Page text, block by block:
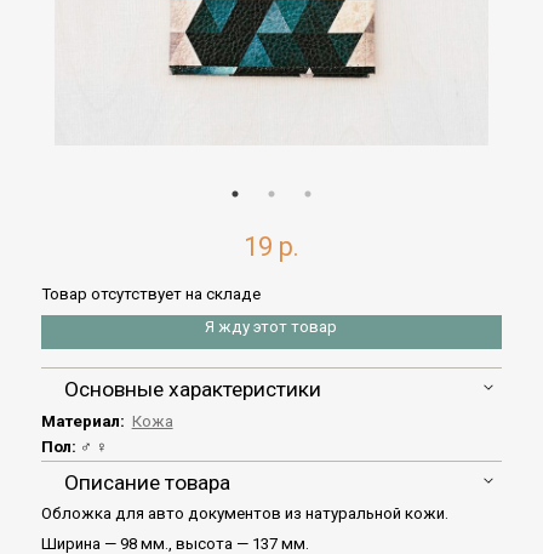
19 р.
Товар отсутствует на складе
Я жду этот товар
Основные характеристики
Материал: Кожа
Пол: ♂ ♀
Описание товара
Обложка для авто документов из натуральной кожи.
Ширина — 98 мм., высота — 137 мм.